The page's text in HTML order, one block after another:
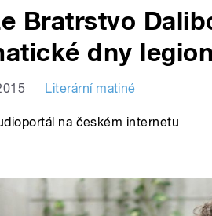
Bratrstvo
dny
Literární matiné
na českém internetu